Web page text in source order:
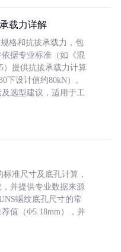
载力详解
格和抗拔承载力，包
据专业标准（如《混
）提供抗拔承载力计算
下设计值约80kN）。
选型建议，适用于工
准尺寸及底孔计算，
并提供专业数据来源
螺纹底孔尺寸的常
值（Φ5.18mm），并